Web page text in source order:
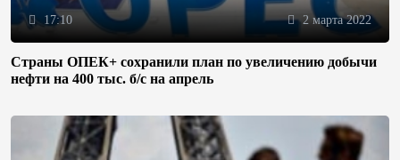
17:10 2 марта 2022
Страны ОПЕК+ сохранили план по увеличению добычи
нефти на 400 тыс. б/с на апрель